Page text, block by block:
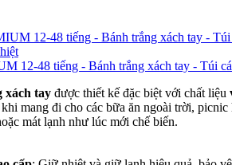
12-48 tiếng - Bánh trắng xách tay - Túi
xách tay được thiết kế đặc biệt với chất liệu
mang đi cho các bữa ăn ngoài trời,
mát lạnh như lúc mới chế biến.